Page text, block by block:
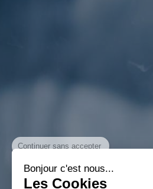
Continuer sans accepter
Bonjour c'est nous...
Les Cookies